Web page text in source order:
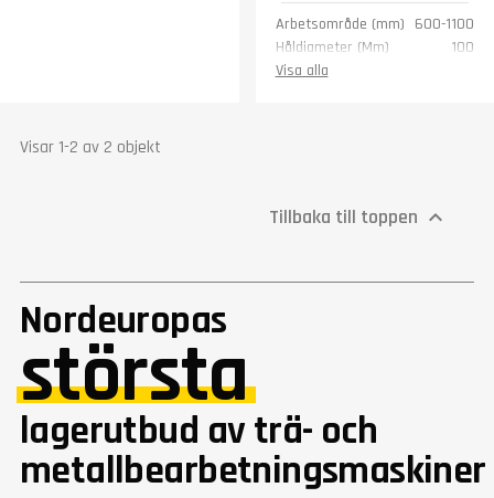
Arbetsområde (mm)
600-1100
Håldiameter (Mm)
100
Vikt (kg)
Visa alla
Visar 1-2 av 2 objekt
Tillbaka till toppen 
Nordeuropas
största
lagerutbud av trä- och
metallbearbetningsmaskiner